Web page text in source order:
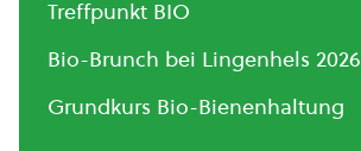
Treffpunkt BIO
Bio-Brunch bei Lingenhels 2026
Grundkurs Bio-Bienenhaltung